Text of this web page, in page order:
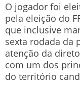
O jogador foi
pela eleição do
que inclusive
sexta rodada da
atenção da
com um dos
do território